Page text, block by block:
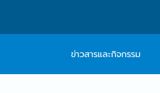
ข่าวสารและกิจกรรม